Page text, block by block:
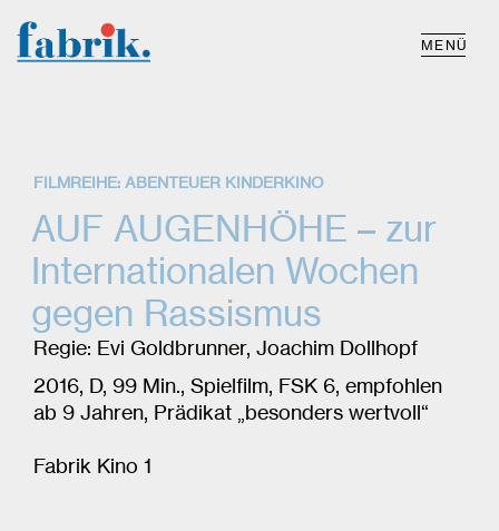
MENÜ
FILMREIHE: ABENTEUER KINDERKINO
AUF AUGENHÖHE – zur
Internationalen Wochen
gegen Rassismus
Regie: Evi Goldbrunner, Joachim Dollhopf
2016, D, 99 Min., Spielfilm, FSK 6, empfohlen
ab 9 Jahren, Prädikat „besonders wertvoll“
Fabrik Kino 1